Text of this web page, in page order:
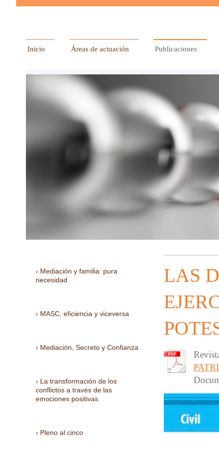
Inicio Áreas de actuación Publicaciones
LAS
Mediación y familia: pura
necesidad
MASC, eficiencia y viceversa
Mediación, Secreto y Confianza
La transformación de los
conflictos a través de las
emociones positivas
Pleno al cinco